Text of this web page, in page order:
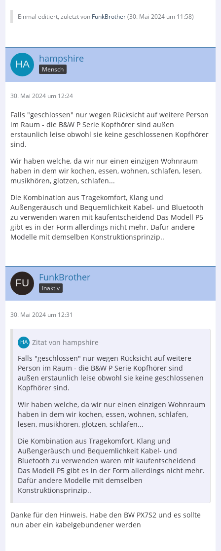
Einmal editiert, zuletzt von FunkBrother(30. Mai 2024 um 11:58)
hampshire
Mensch
30. Mai 2024 um 12:24
Falls "geschlossen" nur wegen Rücksicht auf weitere Person
im Raum - die B&W P Serie Kopfhörer sind außen
erstaunlich leise obwohl sie keine geschlossenen Kopfhörer
sind.
Wir haben welche, da wir nur einen einzigen Wohnraum
haben in dem wir kochen, essen, wohnen, schlafen, lesen,
musikhören, glotzen, schlafen...
Die Kombination aus Tragekomfort, Klang und
Außengeräusch und Bequemlichkeit Kabel- und Bluetooth
zu verwenden waren mit kaufentscheidend Das Modell P5
gibt es in der Form allerdings nicht mehr. Dafür andere
Modelle mit demselben Konstruktionsprinzip..
FunkBrother
Inaktiv
30. Mai 2024 um 12:31
Zitat von hampshire
Falls "geschlossen" nur wegen Rücksicht auf weitere
Person im Raum - die B&W P Serie Kopfhörer sind
außen erstaunlich leise obwohl sie keine geschlossenen
Kopfhörer sind.
Wir haben welche, da wir nur einen einzigen Wohnraum
haben in dem wir kochen, essen, wohnen, schlafen,
lesen, musikhören, glotzen, schlafen...
Die Kombination aus Tragekomfort, Klang und
Außengeräusch und Bequemlichkeit Kabel- und
Bluetooth zu verwenden waren mit kaufentscheidend
Das Modell P5 gibt es in der Form allerdings nicht mehr.
Dafür andere Modelle mit demselben
Konstruktionsprinzip..
Danke für den Hinweis. Habe den BW PX7S2 und es sollte
nun aber ein kabelgebundener werden